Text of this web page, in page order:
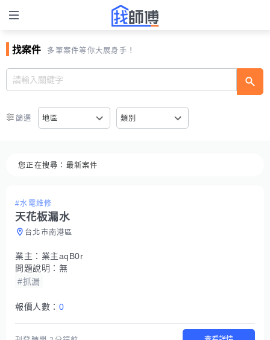
找案件 多筆案件等你大展身手！
篩選 地區 類別
您正在搜尋： 最新案件
#水電維修
天花板漏水
台北市南港區
業主： 業主aqB0r
問題說明： 無
#抓漏
報價人數： 0